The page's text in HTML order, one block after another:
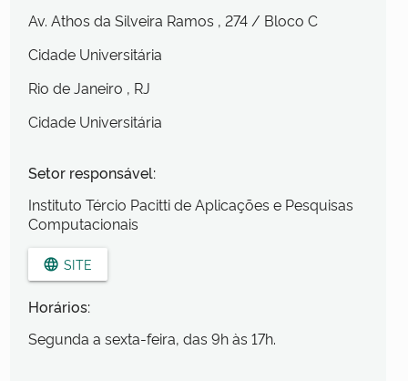
Av. Athos da Silveira Ramos , 274 / Bloco C
Cidade Universitária
Rio de Janeiro , RJ
Cidade Universitária
Setor responsável:
Instituto Tércio Pacitti de Aplicações e Pesquisas
Computacionais
language SITE
Horários:
Segunda a sexta-feira, das 9h às 17h.